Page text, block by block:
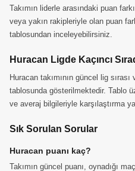
Takımın liderle arasındaki puan
veya yakın rakipleriyle olan puan
tablosundan inceleyebilirsiniz.
Huracan Ligde Kaçıncı
Huracan takımının güncel lig
tablosunda gösterilmektedir. Tablo
ve averaj bilgileriyle karşılaştırma
Sık Sorulan Sorular
Huracan puanı kaç?
Takımın güncel puanı, oynadığı